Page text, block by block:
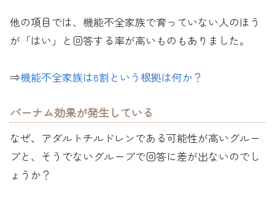
他の項目では、機能不全家族で育っていない人のほう
が「はい」と回答する率が高いものもありました。
⇒機能不全家族は8割という根拠は何か？
バーナム効果が発生している
なぜ、アダルトチルドレンである可能性が高いグルー
プと、そうでないグループで回答に差が出ないのでし
ょうか？